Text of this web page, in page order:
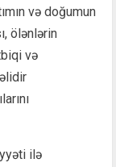
və doğumun
ölənlərin
və
ilə